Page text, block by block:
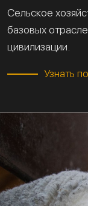
Сельское
базовых
цивилизации.
Узнать